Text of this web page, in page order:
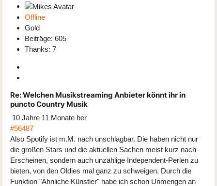
Offline
Gold
Beiträge: 605
Thanks: 7
Re:Welchen Musikstreaming Anbieter könnt ihr in
puncto Country Musik
10 Jahre 11 Monate her
#56487
Also Spotify ist m.M. nach unschlagbar. Die haben nicht nur
die großen Stars und die aktuellen Sachen meist kurz nach
Erscheinen, sondern auch unzählige Independent-Perlen zu
bieten, von den Oldies mal ganz zu schweigen. Durch die
Funktion "Ähnliche Künstler" habe ich schon Unmengen an